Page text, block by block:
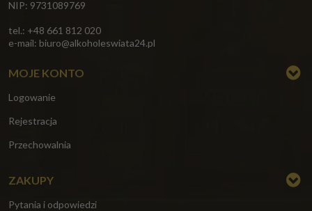
NIP: 9731089769
tel.: +48 661 812 020
e-mail: biuro@alkoholeswiata24.pl
MOJE KONTO
Logowanie
Rejestracja
Przechowalnia
ZAKUPY
Pytania i odpowiedzi